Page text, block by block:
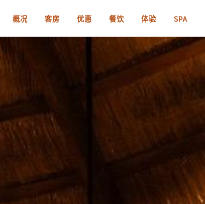
概况 客房 优惠 餐饮 体验 SPA